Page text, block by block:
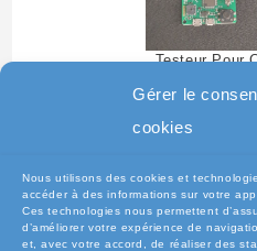
Gérer le
cookies
Nous utilisons des cookies et
accéder à des informations sur votre
Ces technologies nous permettent
d’améliorer votre expérience de
et, avec votre accord, de réaliser des
Testeur Pour